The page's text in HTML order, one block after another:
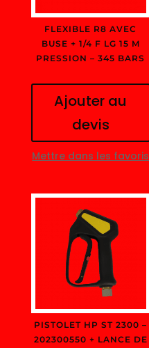
FLEXIBLE R8 AVEC
BUSE + 1/4 F LG 15 M
PRESSION – 345 BARS
Ajouter au
devis
Mettre dans les favoris
PISTOLET HP ST 2300 –
202300550 + LANCE DE